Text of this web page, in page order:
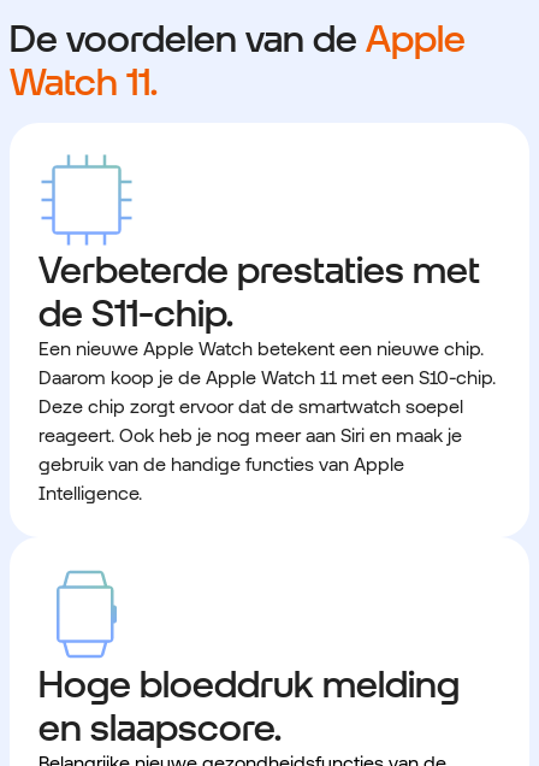
De voordelen van de Apple
Watch 11.
Verbeterde prestaties met
de S11-chip.
Een nieuwe Apple Watch betekent een nieuwe chip.
Daarom koop je de Apple Watch 11 met een S10-chip.
Deze chip zorgt ervoor dat de smartwatch soepel
reageert. Ook heb je nog meer aan Siri en maak je
gebruik van de handige functies van Apple
Intelligence.
Hoge bloeddruk melding
en slaapscore.